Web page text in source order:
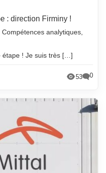
: direction Firminy !
analytiques,
étape ! Je suis très […]
53 0